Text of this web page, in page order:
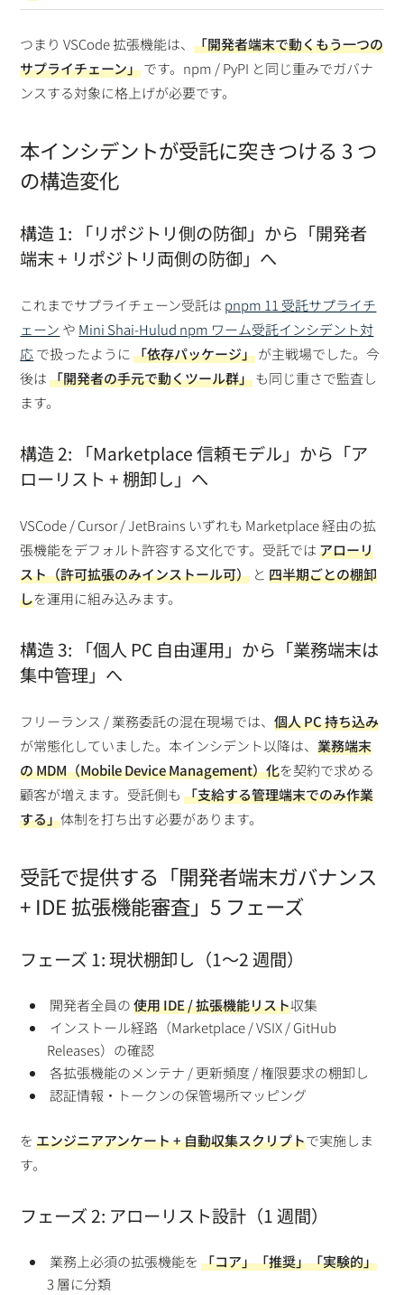
つまり VSCode 拡張機能は、「開発者端末で動くもう一つの
サプライチェーン」です。npm / PyPI と同じ重みでガバナ
ンスする対象に格上げが必要です。
本インシデントが受託に突きつける 3 つ
の構造変化
構造 1: 「リポジトリ側の防御」から「開発者
端末 + リポジトリ両側の防御」へ
これまでサプライチェーン受託は pnpm 11 受託サプライチ
ェーン や Mini Shai-Hulud npm ワーム受託インシデント対
応で扱ったように「依存パッケージ」が主戦場でした。今
後は「開発者の手元で動くツール群」も同じ重さで監査し
ます。
構造 2: 「Marketplace 信頼モデル」から「ア
ローリスト + 棚卸し」へ
VSCode / Cursor / JetBrains いずれも Marketplace 経由の拡
張機能をデフォルト許容する文化です。受託ではアローリ
スト（許可拡張のみインストール可） と四半期ごとの棚卸
しを運用に組み込みます。
構造 3: 「個人 PC 自由運用」から「業務端末は
集中管理」へ
フリーランス / 業務委託の混在現場では、個人 PC 持ち込み
が常態化していました。本インシデント以降は、業務端末
の MDM（Mobile Device Management）化を契約で求める
顧客が増えます。受託側も「支給する管理端末でのみ作業
する」体制を打ち出す必要があります。
受託で提供する「開発者端末ガバナンス
+ IDE 拡張機能審査」5 フェーズ
フェーズ 1: 現状棚卸し（1〜2 週間）
開発者全員の使用 IDE / 拡張機能リスト収集
インストール経路（Marketplace / VSIX / GitHub
Releases）の確認
各拡張機能のメンテナ / 更新頻度 / 権限要求の棚卸し
認証情報・トークンの保管場所マッピング
をエンジニアアンケート + 自動収集スクリプトで実施しま
す。
フェーズ 2: アローリスト設計（1 週間）
業務上必須の拡張機能を 「コア」「推奨」「実験的」
3 層に分類